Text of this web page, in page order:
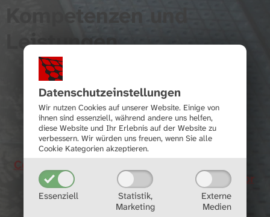
Datenschutz­einstellungen
Wir nutzen Cookies auf unserer Website. Einige von
ihnen sind essenziell, während andere uns helfen,
diese Website und Ihr Erlebnis auf der Website zu
verbessern. Wir würden uns freuen, wenn Sie alle
Cookie Kategorien akzeptieren.
Essenziell
Statistik,
Marketing
Externe
Medien
Kompetenzen und
Leistungen
Condition Monitoring
Monitoring Labor